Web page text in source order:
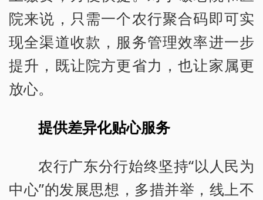
院来说，只需一个农行聚合码即可实
现全渠道收款，服务管理效率进一步
提升，既让院方更省力，也让家属更
放心。
提供差异化贴心服务
农行广东分行始终坚持“以人民为
中心”的发展思想，多措并举，线上不